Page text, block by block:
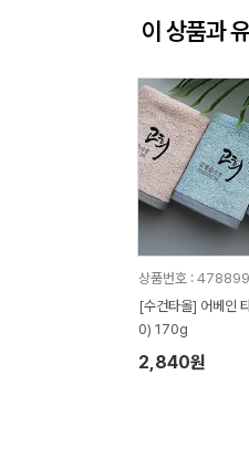
이 상품과
상품번호 : 478899
[수건타올] 어베인
0) 170g
2,840원